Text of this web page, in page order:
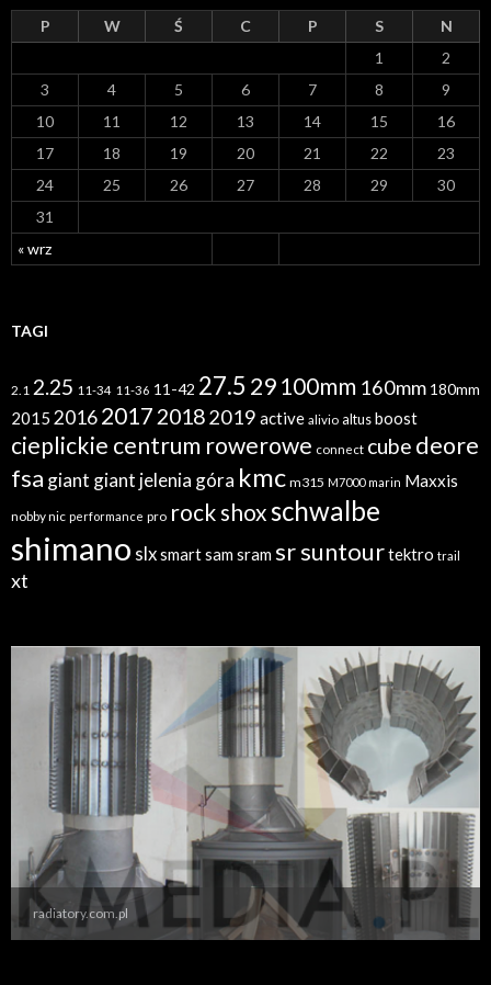
a
P W Ś C P S N
« wrz
1
2
3
4 5 6 7 8
9
10
11 12 13 14 15
16
17
18 19 20 21 22
23
24
25 26 27 28 29
30
31
TAGI
2.1 2.25 11-34 11-36 11-42 27.5 29 100mm 160mm 180mm
2015 20162017 20182019 active alivio altus boost
cieplickie centrum rowerowe connect cube deore
fsa giant giant jelenia góra kmc m315 M7000 marin Maxxis
nobby nic performance pro rock shoxschwalbe
shimano slxsmart sam sramsr suntourtektro trail
xt
radiatory.com.pl